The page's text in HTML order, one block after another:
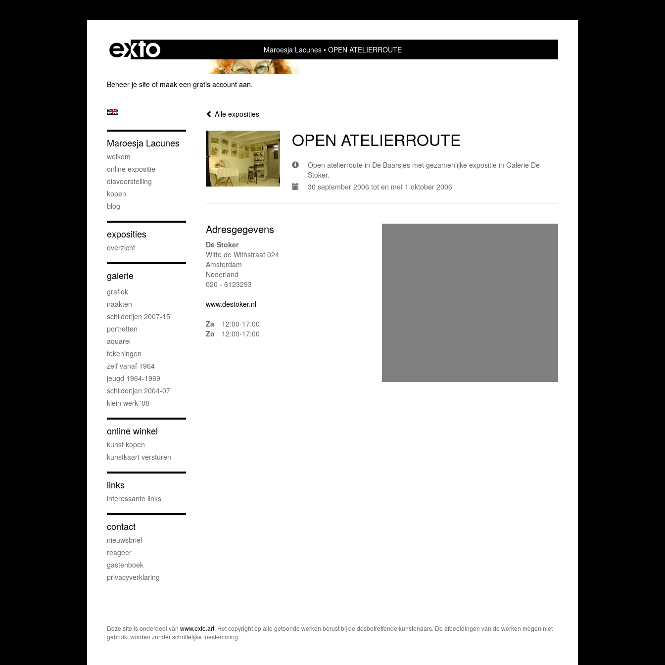
Maroesja Lacunes OPEN ATELIERROUTE
Beheer je site of maak een gratis account aan.
Alle exposities
OPEN ATELIERROUTE
Open atelierroute in De Baarsjes met gezamenlijke expositie in Galerie De
Stoker.
30 september 2006 tot en met 1 oktober 2006
Adresgegevens
De Stoker
Witte de Withstraat 024
Amsterdam
Nederland
020 - 6123293
www.destoker.nl
Za
12:00-17:00
Zo
12:00-17:00
Maroesja Lacunes
welkom
online expositie
diavoorstelling
kopen
blog
exposities
overzicht
galerie
grafiek
naakten
schilderijen 2007-15
portretten
aquarel
tekeningen
zelf vanaf 1964
jeugd 1964-1969
schilderijen 2004-07
klein werk '08
online winkel
kunst kopen
kunstkaart versturen
links
interessante links
contact
nieuwsbrief
reageer
gastenboek
privacyverklaring
Deze site is onderdeel van www.exto.art. Het copyright op alle getoonde werken berust bij de desbetreffende kunstenaars. De afbeeldingen van de werken mogen niet
gebruikt worden zonder schriftelijke toestemming.